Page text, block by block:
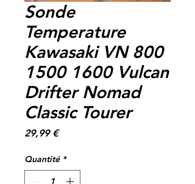
Sonde
Temperature
Kawasaki VN 800
1500 1600 Vulcan
Drifter Nomad
Classic Tourer
29,99 €Prix
Quantité *